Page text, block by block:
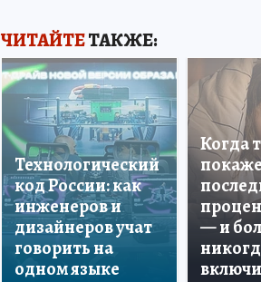
ЧИТАЙТЕТАКЖЕ:
Технологический
код России: как
инженеров и
дизайнеров учат
говорить на
одном языке
Когда
— и